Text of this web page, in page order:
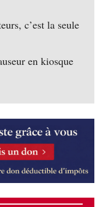
c’est la seule
en kiosque